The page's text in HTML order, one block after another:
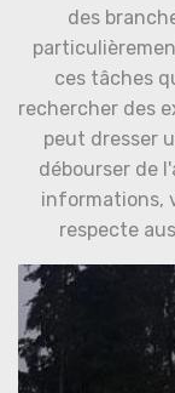
des
ces tâches
rechercher des
peut dresser
débourser de
informations,
respecte